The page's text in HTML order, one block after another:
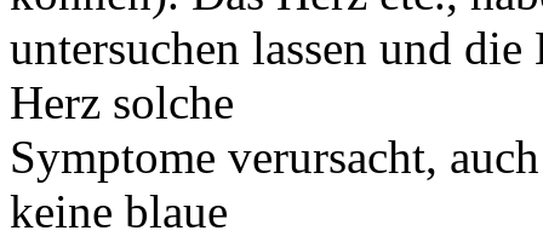
untersuchen lassen und
Herz solche
Symptome verursacht,
keine blaue